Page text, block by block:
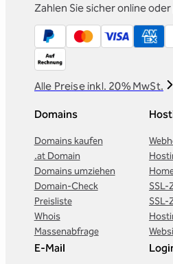
Zahlen Sie sicher online
Alle Preise inkl. 20% MwSt.
Domains
Domains kaufen
.at Domain
Domains umziehen
Domain-Check
Preisliste
Whois
Massenabfrage
SSL-
SSL-
E-Mail